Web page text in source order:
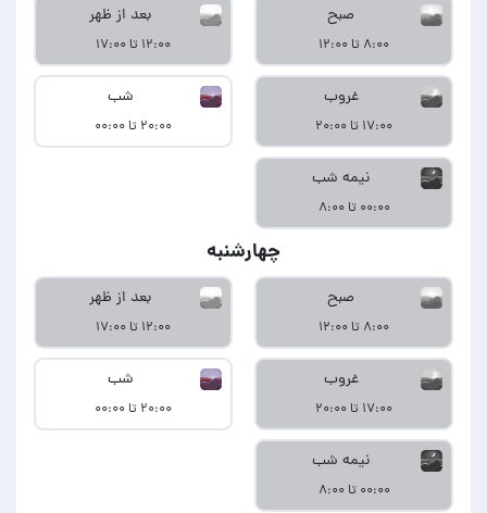
صبح
۸:۰۰ تا ۱۲:۰۰
بعد از ظهر
۱۲:۰۰ تا ۱۷:۰۰
غروب
۱۷:۰۰ تا ۲۰:۰۰
شب
۲۰:۰۰ تا ۰۰:۰۰
نیمه شب
۰۰:۰۰ تا ۸:۰۰
چهارشنبه
صبح
۸:۰۰ تا ۱۲:۰۰
بعد از ظهر
۱۲:۰۰ تا ۱۷:۰۰
غروب
۱۷:۰۰ تا ۲۰:۰۰
شب
۲۰:۰۰ تا ۰۰:۰۰
نیمه شب
۰۰:۰۰ تا ۸:۰۰